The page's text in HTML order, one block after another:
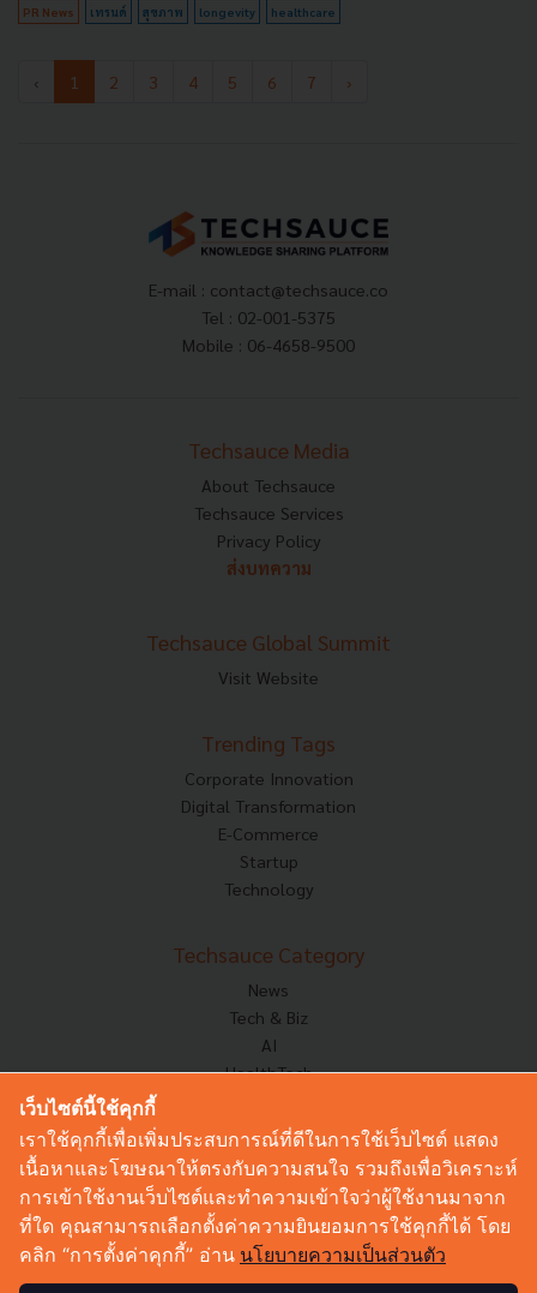
PR News เทรนด์ สุขภาพ longevity healthcare
‹ 1 2 3 4 5 6 7 ›
E-mail : contact@techsauce.co
Tel : 02-001-5375
Mobile : 06-4658-9500
Techsauce Media
About Techsauce
Techsauce Services
Privacy Policy
ส่งบทความ
Techsauce Global Summit
Visit Website
Trending Tags
Corporate Innovation
Digital Transformation
E-Commerce
Startup
Technology
Techsauce Category
News
Tech & Biz
AI
HealthTech
Corp Innov
Saucy Thoughts
Based On
Sustainable
Videos
Podcast
เว็บไซต์นี้ใช้คุกกี้
เราใช้คุกกี้เพื่อเพิ่มประสบการณ์ที่ดีในการใช้เว็บไซต์ แสดง
เนื้อหาและโฆษณาให้ตรงกับความสนใจ รวมถึงเพื่อวิเคราะห์
การเข้าใช้งานเว็บไซต์และทำความเข้าใจว่าผู้ใช้งานมาจาก
ที่ใด คุณสามารถเลือกตั้งค่าความยินยอมการใช้คุกกี้ได้ โดย
คลิก “การตั้งค่าคุกกี้” อ่าน นโยบายความเป็นส่วนตัว